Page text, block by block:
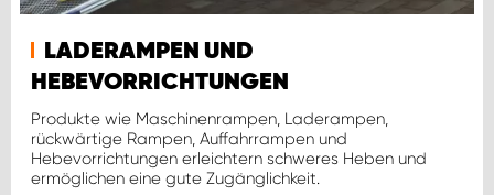
LADERAMPEN UND
HEBEVORRICHTUNGEN
Produkte wie Maschinenrampen, Laderampen,
rückwärtige Rampen, Auffahrrampen und
Hebevorrichtungen erleichtern schweres Heben und
ermöglichen eine gute Zugänglichkeit.